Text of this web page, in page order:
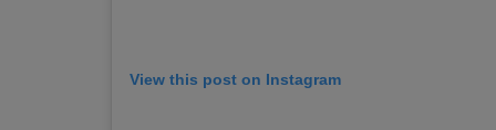
View this post on Instagram